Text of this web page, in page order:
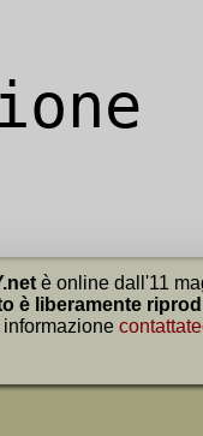
è online dall'11
è liberamente